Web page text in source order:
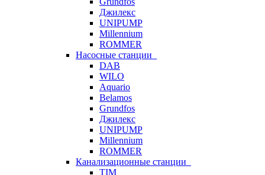
Джилекс
UNIPUMP
Millennium
ROMMER
Насосные станции
DAB
WILO
Aquario
Belamos
Grundfos
Джилекс
UNIPUMP
Millennium
ROMMER
Канализационные станции
TIM